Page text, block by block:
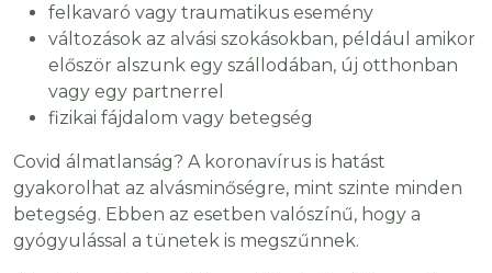
felkavaró vagy traumatikus esemény
változások az alvási szokásokban, például amikor
először alszunk egy szállodában, új otthonban
vagy egy partnerrel
fizikai fájdalom vagy betegség
Covid álmatlanság? A koronavírus is hatást
gyakorolhat az alvásminőségre, mint szinte minden
betegség. Ebben az esetben valószínű, hogy a
gyógyulással a tünetek is megszűnnek.